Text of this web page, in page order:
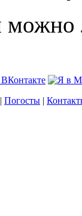
| Погосты |